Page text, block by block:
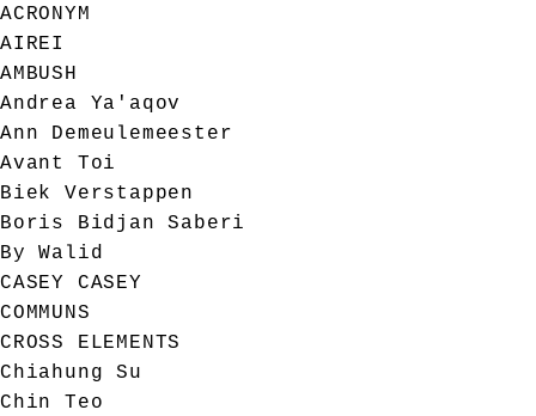
ACRONYM
AIREI
AMBUSH
Andrea Ya'aqov
Ann Demeulemeester
Avant Toi
Biek Verstappen
Boris Bidjan Saberi
By Walid
CASEY CASEY
COMMUNS
CROSS ELEMENTS
Chiahung Su
Chin Teo